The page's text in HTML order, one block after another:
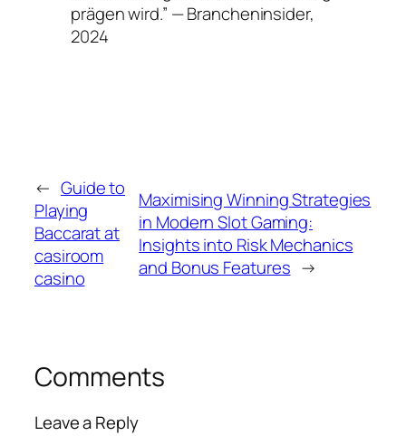
prägen wird.” — Brancheninsider,
2024
← Guide to
Playing
Baccarat at
casiroom
casino
Maximising Winning Strategies
in Modern Slot Gaming:
Insights into Risk Mechanics
and Bonus Features →
Comments
Leave a Reply